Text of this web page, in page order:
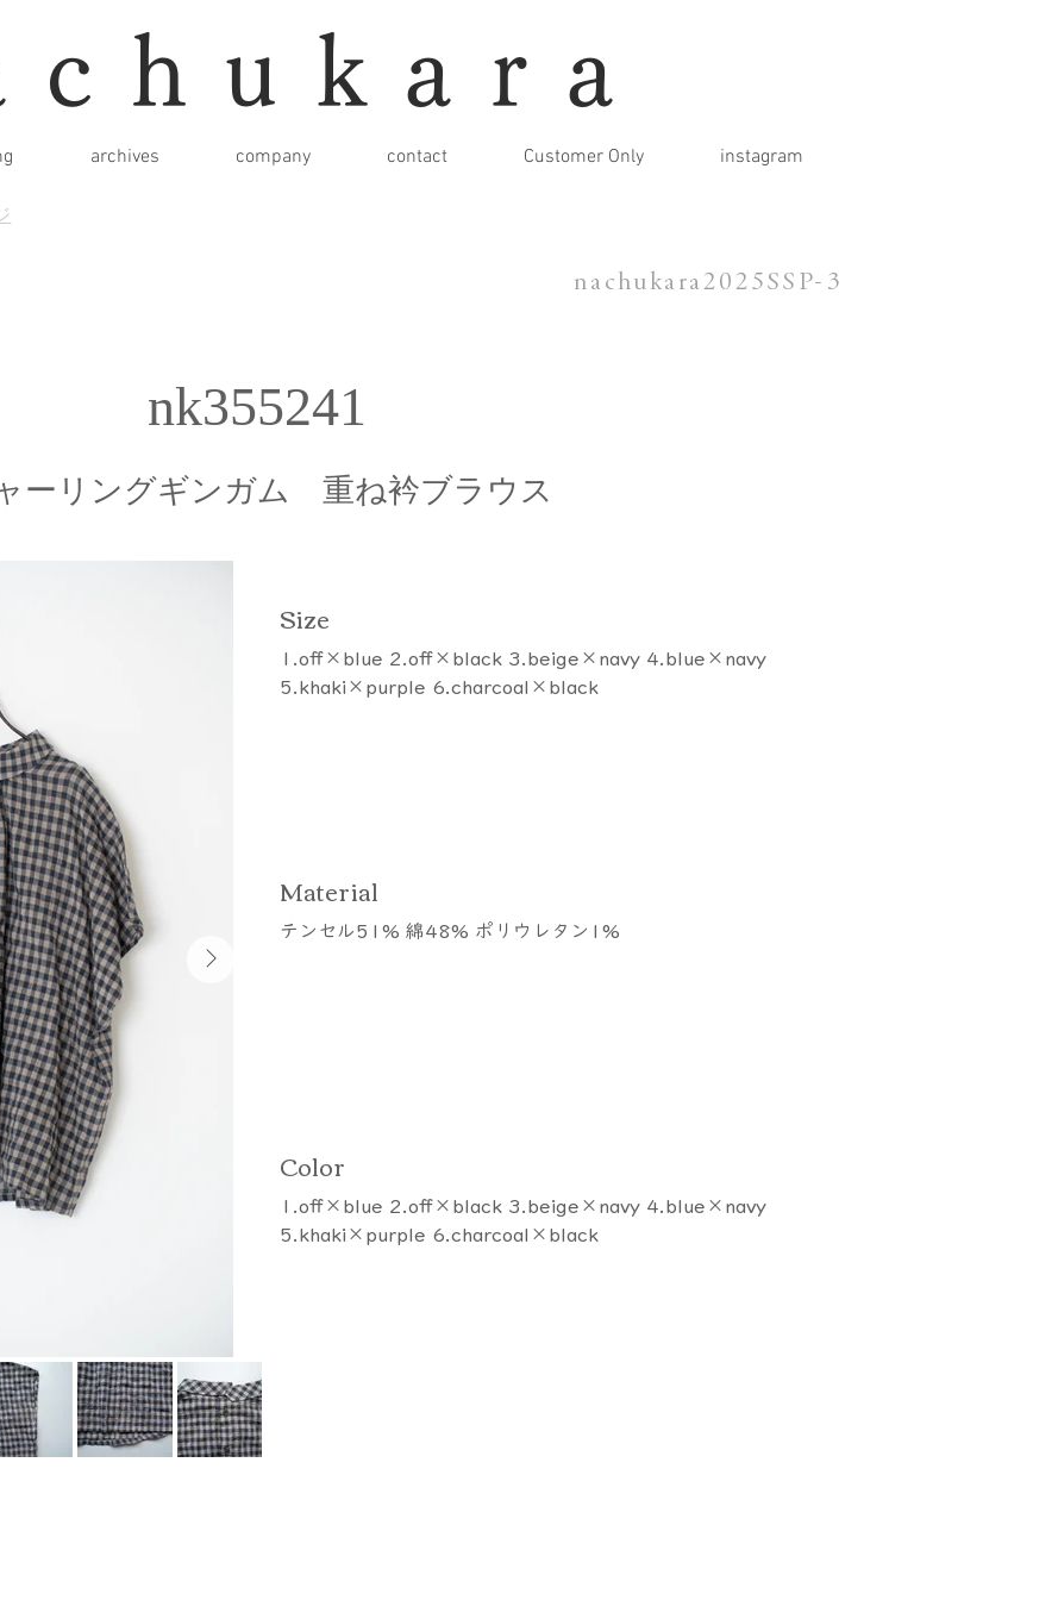
archives company contact Customer Only instagram
nachukara2025SSP-3
nk355241
ーリングギンガム 重ね衿ブラウス
​Size
1.off×blue 2.off×black 3.beige×navy 4.blue×navy
5.khaki×purple 6.charcoal×black
​Material
テンセル51% 綿48% ポリウレタン1%
Color
1.off×blue 2.off×black 3.beige×navy 4.blue×navy
5.khaki×purple 6.charcoal×black